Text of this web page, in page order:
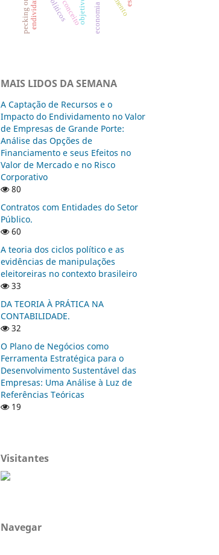
objetivos
conceito
pecking order
MAIS LIDOS DA SEMANA
A Captação de Recursos e o
Impacto do Endividamento no Valor
de Empresas de Grande Porte:
Análise das Opções de
Financiamento e seus Efeitos no
Valor de Mercado e no Risco
Corporativo
80
Contratos com Entidades do Setor
Público.
60
A teoria dos ciclos político e as
evidências de manipulações
eleitoreiras no contexto brasileiro
33
DA TEORIA À PRÁTICA NA
CONTABILIDADE.
32
O Plano de Negócios como
Ferramenta Estratégica para o
Desenvolvimento Sustentável das
Empresas: Uma Análise à Luz de
Referências Teóricas
19
Visitantes
Navegar